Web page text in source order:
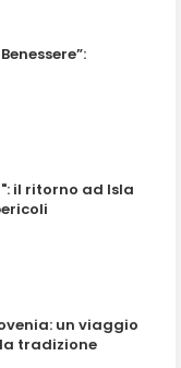
il ritorno ad Isla
un viaggio
tradizione